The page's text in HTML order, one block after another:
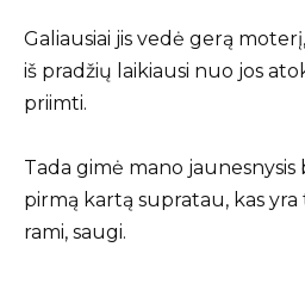
Galiausiai jis vedė gerą
iš pradžių laikiausi nuo jos
priimti.
Tada gimė mano jaunesnysis
pirmą kartą supratau, kas yra
rami, saugi.